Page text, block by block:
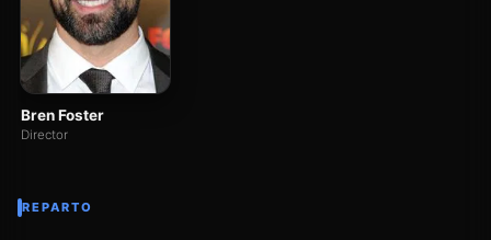
Bren Foster
Director
REPARTO